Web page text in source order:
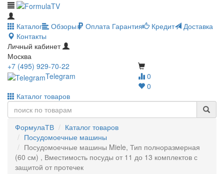
Каталог Обзоры Оплата Гарантия Кредит
Доставка
Контакты
Личный кабинет
Москва
0
0
+7 (495) 929-70-22
Telegram
Каталог товаров
ФормулаТВ
Каталог товаров
Посудомоечные машины
Посудомоечные машины Miele, Тип полноразмерная
(60 см) , Вместимость посуды от 11 до 13 комплектов с
защитой от протечек